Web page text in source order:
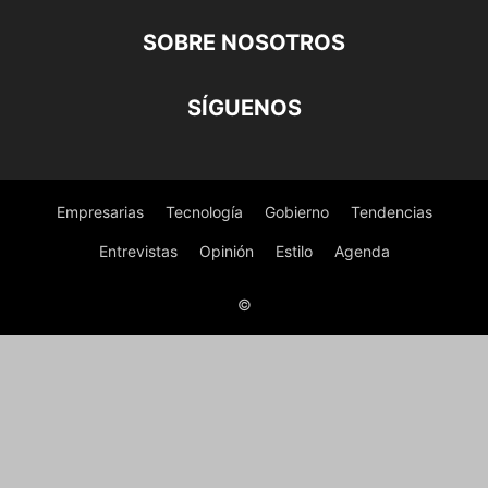
SOBRE NOSOTROS
SÍGUENOS
Empresarias Tecnología Gobierno Tendencias
Entrevistas Opinión Estilo Agenda
©